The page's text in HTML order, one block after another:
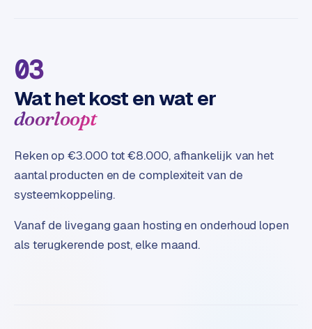
03
Wat het kost en wat er
doorloopt
Reken op €3.000 tot €8.000, afhankelijk van het
aantal producten en de complexiteit van de
systeemkoppeling.
Vanaf de livegang gaan hosting en onderhoud lopen
als terugkerende post, elke maand.